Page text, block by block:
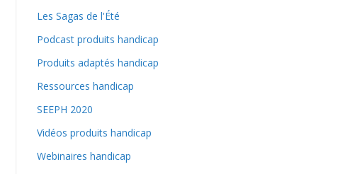
Les Sagas de l'Été
Podcast produits handicap
Produits adaptés handicap
Ressources handicap
SEEPH 2020
Vidéos produits handicap
Webinaires handicap